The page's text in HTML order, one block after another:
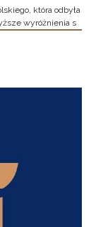
która odbyła
wyróżnienia s